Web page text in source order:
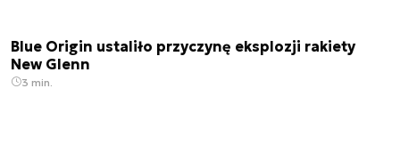
Blue Origin ustaliło przyczynę eksplozji rakiety
New Glenn
3 min.